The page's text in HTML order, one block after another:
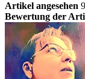
Artikel angesehen
Bewertung der